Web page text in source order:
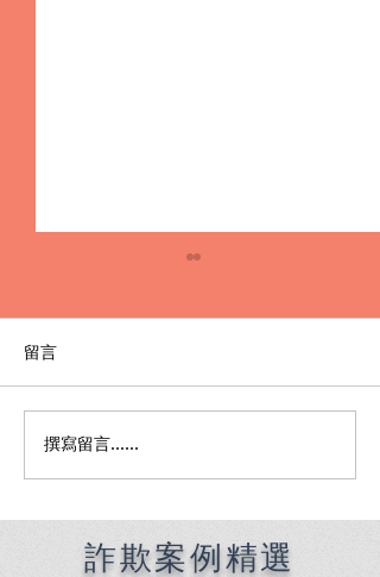
詐欺律師帶你看：交出金
融卡也能爭取「詐欺不起
留言
撰寫留言......
詐欺案例精選